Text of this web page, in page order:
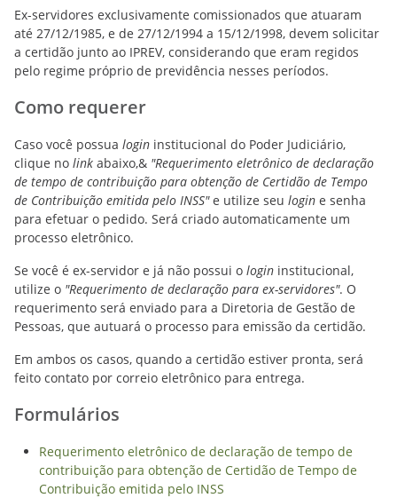
Ex-servidores exclusivamente comissionados que atuaram
até 27/12/1985, e de 27/12/1994 a 15/12/1998, devem solicitar
a certidão junto ao IPREV, considerando que eram regidos
pelo regime próprio de previdência nesses períodos.
Como requerer
Caso você possua login institucional do Poder Judiciário,
clique no link abaixo,& "Requerimento eletrônico de declaração
de tempo de contribuição para obtenção de Certidão de Tempo
de Contribuição emitida pelo INSS"e utilize seu login e senha
para efetuar o pedido. Será criado automaticamente um
processo eletrônico.
Se você é ex-servidor e já não possui o login institucional,
utilize o "Requerimento de declaração para ex-servidores". O
requerimento será enviado para a Diretoria de Gestão de
Pessoas, que autuará o processo para emissão da certidão.
Em ambos os casos, quando a certidão estiver pronta, será
feito contato por correio eletrônico para entrega.
Formulários
Requerimento eletrônico de declaração de tempo de
contribuição para obtenção de Certidão de Tempo de
Contribuição emitida pelo INSS